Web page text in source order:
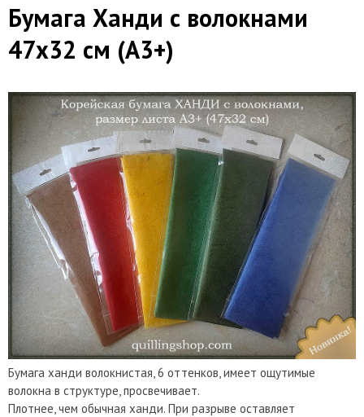
Бумага Ханди с волокнами
47х32 см (А3+)
Бумага ханди волокнистая, 6 оттенков, имеет ощутимые
волокна в структуре, просвечивает.
Плотнее, чем обычная ханди. При разрыве оставляет